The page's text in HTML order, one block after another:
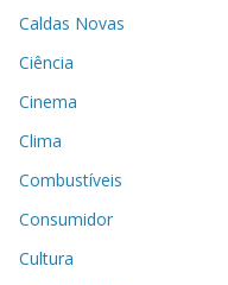
Caldas Novas
Ciência
Cinema
Clima
Combustíveis
Consumidor
Cultura